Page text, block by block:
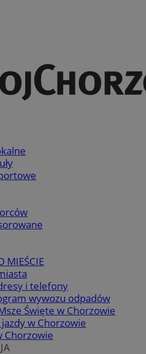
MIEŚCIE
i telefony
wywozu odpadów
Święte w Chorzowie
jazdy w Chorzowie
Chorzowie